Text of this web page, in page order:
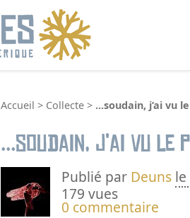
Accueil > Collecte > ...soudain, j’ai vu
...soudain, j’ai vu le
Publié par Deuns le
179 vues
0 commentaire